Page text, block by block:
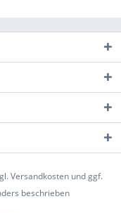
Versandkosten und ggf.
beschrieben